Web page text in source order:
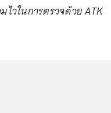
ไวในการตรวจด้วย ATK